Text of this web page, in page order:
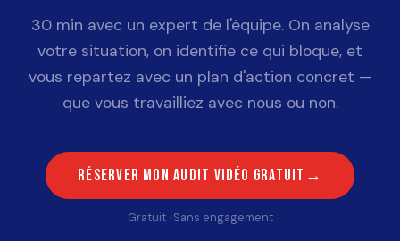
30 min avec un expert de l'équipe. On analyse
votre situation, on identifie ce qui bloque, et
vous repartez avec un plan d'action concret —
que vous travailliez avec nous ou non.
Réserver mon audit vidéo gratuit
Gratuit · Sans engagement